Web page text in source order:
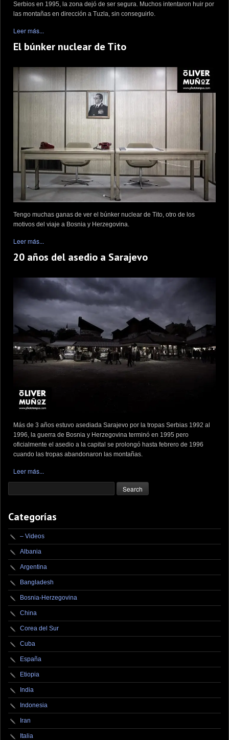
Serbios en 1995, la zona dejó de ser segura. Muchos intentaron huir por
las montañas en dirección a Tuzla, sin conseguirlo.
Leer más...
El búnker nuclear de Tito
Tengo muchas ganas de ver el búnker nuclear de Tito, otro de los
motivos del viaje a Bosnia y Herzegovina.
Leer más...
20 años del asedio a Sarajevo
Más de 3 años estuvo asediada Sarajevo por la tropas Serbias 1992 al
1996, la guerra de Bosnia y Herzegovina terminó en 1995 pero
oficialmente el asedio a la capital se prolongó hasta febrero de 1996
cuando las tropas abandonaron las montañas.
Leer más...
Categorías
– Videos
Albania
Argentina
Bangladesh
Bosnia-Herzegovina
China
Corea del Sur
Cuba
España
Etiopia
India
Indonesia
Iran
Italia